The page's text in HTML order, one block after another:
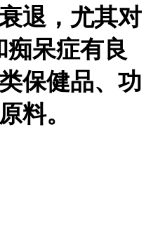
退，尤其对
呆症有良
保健品、功
料。